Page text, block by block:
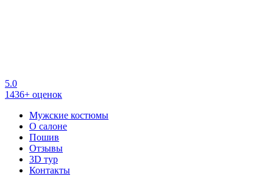
5.0
1436+ оценок
Мужские костюмы
О салоне
Пошив
Отзывы
3D тур
Контакты